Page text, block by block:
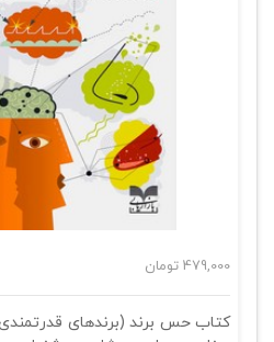
479,000 تومان
کتاب حس برند (برندهای